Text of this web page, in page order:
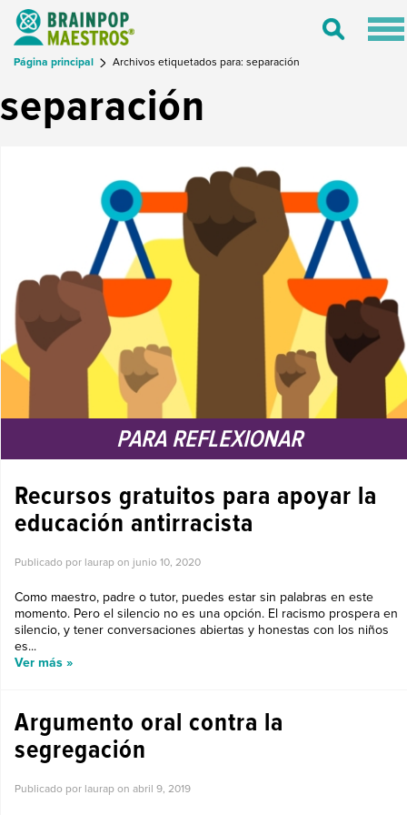
Toggle
Página principal Archivos etiquetados para: separación
separación
PARA REFLEXIONAR
Recursos gratuitos para apoyar la
educación antirracista
Publicado por laurap on junio 10, 2020
Como maestro, padre o tutor, puedes estar sin palabras en este
momento. Pero el silencio no es una opción. El racismo prospera en
silencio, y tener conversaciones abiertas y honestas con los niños
es...
Ver más »
Argumento oral contra la
segregación
Publicado por laurap on abril 9, 2019